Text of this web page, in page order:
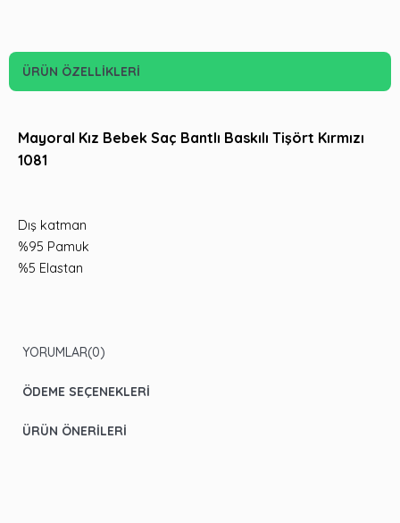
ÜRÜN ÖZELLIKLERI
Mayoral Kız Bebek Saç Bantlı Baskılı Tişört Kırmızı
1081
Dış katman
%95 Pamuk
%5 Elastan
YORUMLAR(0)
ÖDEME SEÇENEKLERI
ÜRÜN ÖNERILERI